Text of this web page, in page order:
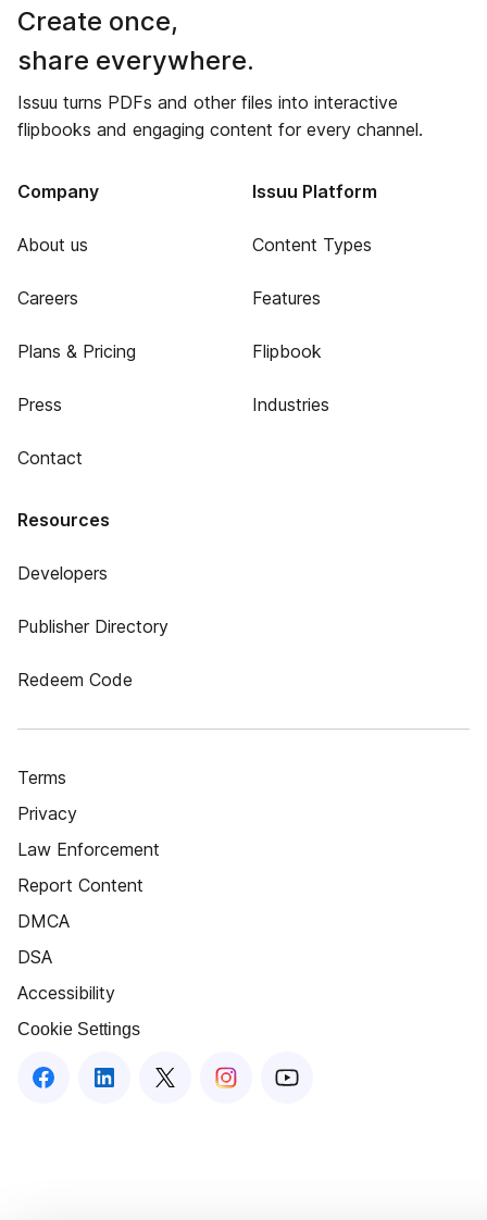
Create once,
share everywhere.
Issuu turns PDFs and other files into interactive
flipbooks and engaging content for every channel.
Company
About us
Careers
Plans & Pricing
Press
Contact
Issuu Platform
Content Types
Features
Flipbook
Industries
Resources
Developers
Publisher Directory
Redeem Code
Terms
Privacy
Law Enforcement
Report Content
DMCA
DSA
Accessibility
Cookie Settings